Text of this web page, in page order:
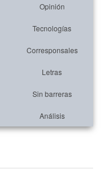
Opinión
Tecnologías
Corresponsales
Letras
Sin barreras
Análisis